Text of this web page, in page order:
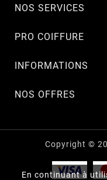
En continuant à
NOS SERVICES
PRO COIFFURE
INFORMATIONS
NOS OFFRES
Copyright ©